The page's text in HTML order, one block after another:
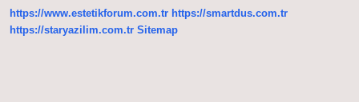
https://www.estetikforum.com.tr https://smartdus.com.tr
https://staryazilim.com.tr Sitemap